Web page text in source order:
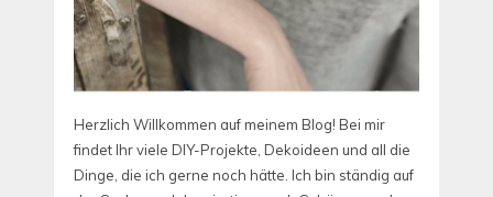
Herzlich Willkommen auf meinem Blog! Bei mir
findet Ihr viele DIY-Projekte, Dekoideen und all die
Dinge, die ich gerne noch hätte. Ich bin ständig auf